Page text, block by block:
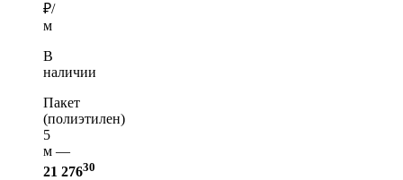
₽/
м
В
наличии
Пакет
(полиэтилен)
5
м —
21 27630